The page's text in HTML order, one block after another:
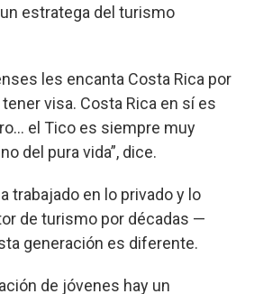
estratega del turismo
les encanta Costa Rica por
visa. Costa Rica en sí es
el Tico es siempre muy
del pura vida”, dice.
trabajado en lo privado y lo
de turismo por décadas —
generación es diferente.
de jóvenes hay un